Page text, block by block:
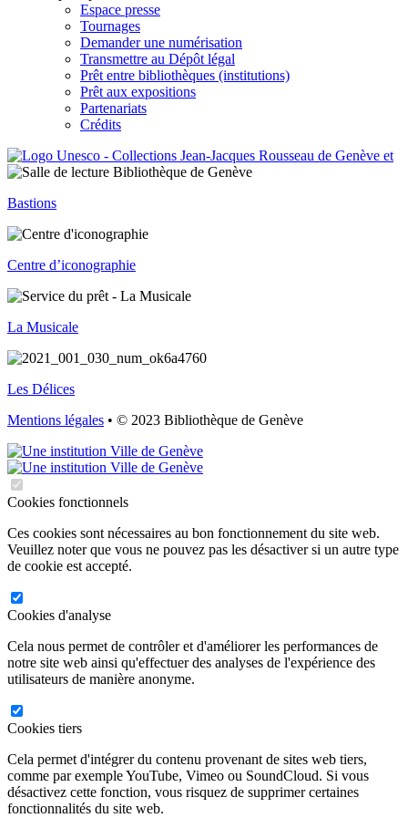
Espace presse
Tournages
Demander une numérisation
Transmettre au Dépôt légal
Prêt entre bibliothèques (institutions)
Prêt aux expositions
Partenariats
Crédits
Bastions
Centre d’iconographie
La Musicale
Les Délices
Mentions légales • © 2023 Bibliothèque de Genève
Cookies fonctionnels
Ces cookies sont nécessaires au bon fonctionnement du site web.
Veuillez noter que vous ne pouvez pas les désactiver si un autre type
de cookie est accepté.
Cookies d'analyse
Cela nous permet de contrôler et d'améliorer les performances de
notre site web ainsi qu'effectuer des analyses de l'expérience des
utilisateurs de manière anonyme.
Cookies tiers
Cela permet d'intégrer du contenu provenant de sites web tiers,
comme par exemple YouTube, Vimeo ou SoundCloud. Si vous
désactivez cette fonction, vous risquez de supprimer certaines
fonctionnalités du site web.